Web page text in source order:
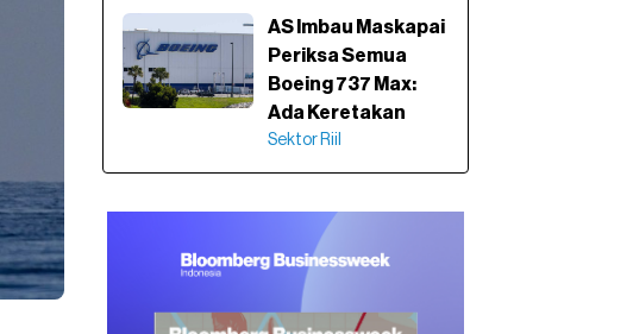
AS Imbau Maskapai
Periksa Semua
Boeing 737 Max:
Ada Keretakan
Sektor Riil